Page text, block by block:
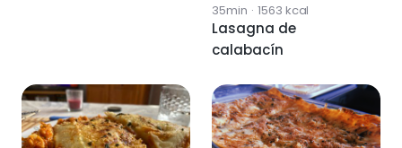
35min · 1563 kcal
Lasagna de
calabacín